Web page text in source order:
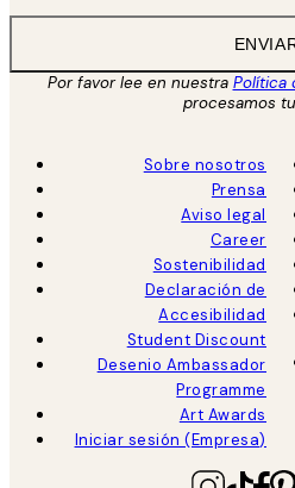
Por favor lee en nuestra Política
procesamos
Sobre nosotros
Prensa
Aviso legal
Career
Sostenibilidad
Declaración de
Accesibilidad
Student Discount
Desenio Ambassador
Programme
Art Awards
Iniciar sesión (Empresa)